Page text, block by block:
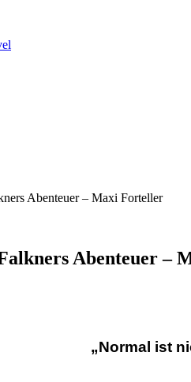
Abenteuer – Maxi Forteller
Abenteuer –
„Normal ist